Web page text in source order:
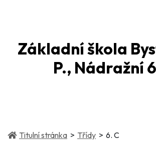
Základní škola
P., Nádražní
Titulní stránka(current)
Třídy(current)
6. C